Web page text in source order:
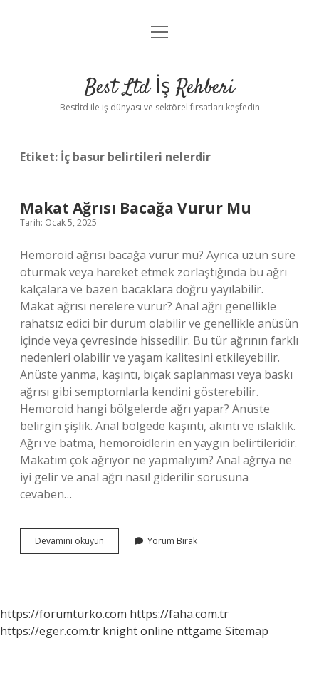
Anasayfa
Yasal Uyarı
menüyü
Best Ltd İş Rehberi
Bestltd ile iş dünyası ve sektörel fırsatları keşfedin
Etiket: İç basur belirtileri nelerdir
Makat Ağrısı Bacağa Vurur Mu
Tarih: Ocak 5, 2025
Hemoroid ağrısı bacağa vurur mu? Ayrıca uzun süre
oturmak veya hareket etmek zorlaştığında bu ağrı
kalçalara ve bazen bacaklara doğru yayılabilir.
Makat ağrısı nerelere vurur? Anal ağrı genellikle
rahatsız edici bir durum olabilir ve genellikle anüsün
içinde veya çevresinde hissedilir. Bu tür ağrının farklı
nedenleri olabilir ve yaşam kalitesini etkileyebilir.
Anüste yanma, kaşıntı, bıçak saplanması veya baskı
ağrısı gibi semptomlarla kendini gösterebilir.
Hemoroid hangi bölgelerde ağrı yapar? Anüste
belirgin şişlik. Anal bölgede kaşıntı, akıntı ve ıslaklık.
Ağrı ve batma, hemoroidlerin en yaygın belirtileridir.
Makatım çok ağrıyor ne yapmalıyım? Anal ağrıya ne
iyi gelir ve anal ağrı nasıl giderilir sorusuna
cevaben…
Devamını okuyun
Ağrısı
Yorum Bırak
https://forumturko.com https://faha.com.tr
https://eger.com.tr knight online nttgame Sitemap